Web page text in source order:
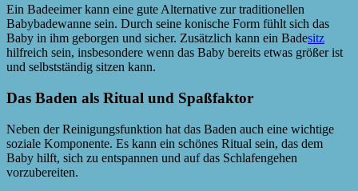
Ein Badeeimer kann eine gute Alternative zur traditionellen
Babybadewanne sein. Durch seine konische Form fühlt sich das
Baby in ihm geborgen und sicher. Zusätzlich kann ein Badesitz
hilfreich sein, insbesondere wenn das Baby bereits etwas größer ist
und selbstständig sitzen kann.
Das Baden als Ritual und Spaßfaktor
Neben der Reinigungsfunktion hat das Baden auch eine wichtige
soziale Komponente. Es kann ein schönes Ritual sein, das dem
Baby hilft, sich zu entspannen und auf das Schlafengehen
vorzubereiten.